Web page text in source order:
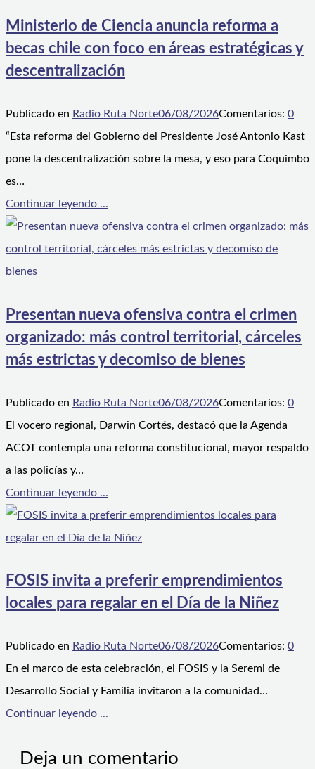
Ministerio de Ciencia anuncia reforma a
becas chile con foco en áreas estratégicas y
descentralización
Publicado en Radio Ruta Norte06/08/2026Comentarios: 0
“Esta reforma del Gobierno del Presidente José Antonio Kast
pone la descentralización sobre la mesa, y eso para Coquimbo
es…
Continuar leyendo ...
Presentan nueva ofensiva contra el crimen
organizado: más control territorial, cárceles
más estrictas y decomiso de bienes
Publicado en Radio Ruta Norte06/08/2026Comentarios: 0
El vocero regional, Darwin Cortés, destacó que la Agenda
ACOT contempla una reforma constitucional, mayor respaldo
a las policías y…
Continuar leyendo ...
FOSIS invita a preferir emprendimientos
locales para regalar en el Día de la Niñez
Publicado en Radio Ruta Norte06/08/2026Comentarios: 0
En el marco de esta celebración, el FOSIS y la Seremi de
Desarrollo Social y Familia invitaron a la comunidad…
Continuar leyendo ...
Deja un comentario